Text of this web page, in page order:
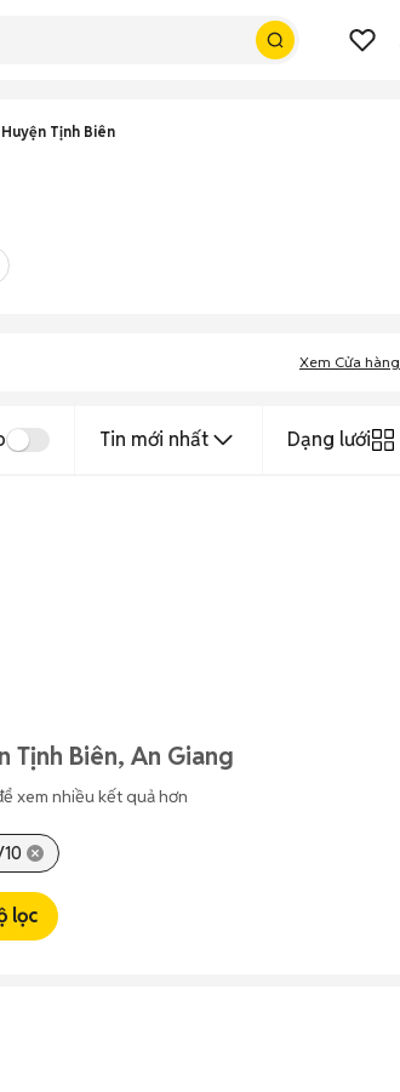
Tịnh Biên
Xem Cửa hàng
Tin mới nhất Dạng lưới
Tịnh Biên, An Giang
xem nhiều kết quả hơn
lọc